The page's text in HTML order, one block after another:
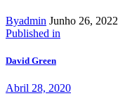
Byadmin Junho 26, 2022
Navegação
de
Published in
David Green
Abril 28, 2020